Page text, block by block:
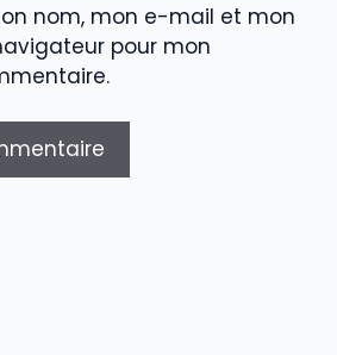
nom, mon e-mail et mon
pour mon